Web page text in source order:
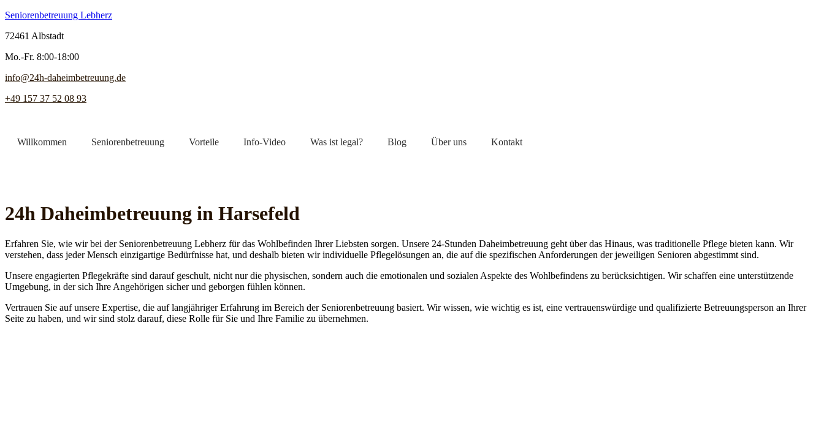
Seniorenbetreuung Lebherz
72461 Albstadt
Mo.-Fr. 8:00-18:00
info@24h-daheimbetreuung.de
+49 157 37 52 08 93
Willkommen Seniorenbetreuung Vorteile Info-Video Was ist legal? Blog Über uns Kontakt
24h Daheim­betreuung in Harsefeld
Erfahren Sie, wie wir bei der Seniorenbetreuung Lebherz für das Wohlbefinden Ihrer Liebsten sorgen. Unsere 24-Stunden Daheimbetreuung geht über das Hinaus, was traditionelle Pflege bieten kann. Wir
verstehen, dass jeder Mensch einzigartige Bedürfnisse hat, und deshalb bieten wir individuelle Pflegelösungen an, die auf die spezifischen Anforderungen der jeweiligen Senioren abgestimmt sind.
Unsere engagierten Pflegekräfte sind darauf geschult, nicht nur die physischen, sondern auch die emotionalen und sozialen Aspekte des Wohlbefindens zu berücksichtigen. Wir schaffen eine unterstützende
Umgebung, in der sich Ihre Angehörigen sicher und geborgen fühlen können.
Vertrauen Sie auf unsere Expertise, die auf langjähriger Erfahrung im Bereich der Seniorenbetreuung basiert. Wir wissen, wie wichtig es ist, eine vertrauenswürdige und qualifizierte Betreuungsperson an Ihrer
Seite zu haben, und wir sind stolz darauf, diese Rolle für Sie und Ihre Familie zu übernehmen.